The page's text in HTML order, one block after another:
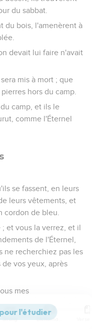
du sabbat.
du bois, l'amenèrent à
devait lui faire n'avait
mis à mort ; que
hors du camp.
camp, et ils le
comme l'Éternel
se fassent, en leurs
leurs vêtements, et
cordon de bleu.
et vous la verrez, et il
de l'Éternel,
ne recherchiez pas les
vos yeux, après
mes
et que vous soyez
Strong